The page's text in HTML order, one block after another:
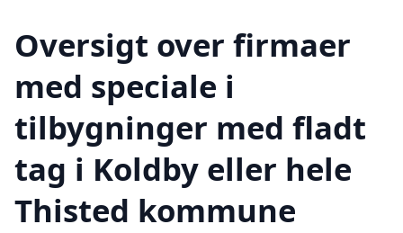
Oversigt over firmaer
med speciale i
tilbygninger med fladt
tag i Koldby eller hele
Thisted kommune